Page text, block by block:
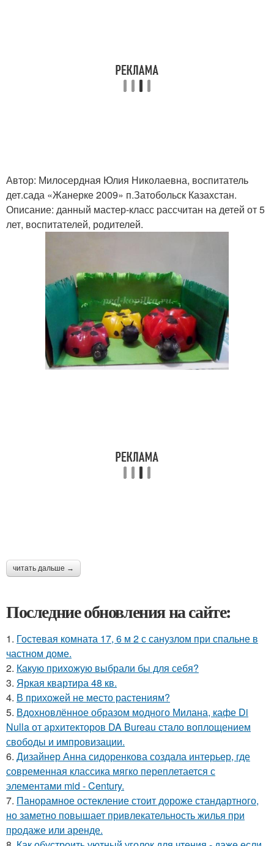
Автор: Милосердная Юлия Николаевна, воспитатель
дет.сада «Жанерке 2009» п.Затобольск Казахстан.
Описание: данный мастер-класс рассчитан на детей от 5
лет, воспитателей, родителей.
читать дальше →
Последние обновления на сайте:
1. Гостевая комната 17, 6 м 2 с санузлом при спальне в
частном доме.
2. Какую прихожую выбрали бы для себя?
3. Яркая квартира 48 кв.
4. В прихожей не место растениям?
5. Вдохновлённое образом модного Милана, кафе Di
Nulla от архитекторов DA Bureau стало воплощением
свободы и импровизации.
6. Дизайнер Анна сидоренкова создала интерьер, где
современная классика мягко переплетается с
элементами mid - Century.
7. Панорамное остекление стоит дороже стандартного,
но заметно повышает привлекательность жилья при
продаже или аренде.